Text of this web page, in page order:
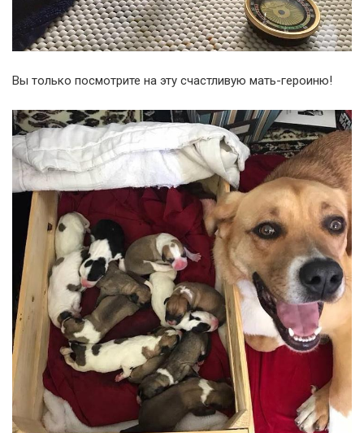
Вы только посмотрите на эту счастливую мать-героиню!